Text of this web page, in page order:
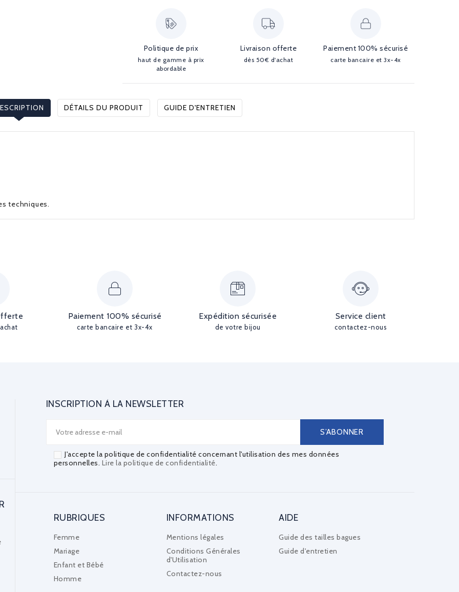
Politique de prix
haut de gamme à prix
abordable
Livraison offerte
dès 50€ d'achat
Paiement 100% sécurisé
carte bancaire et 3x-4x
DÉTAILS DU PRODUIT GUIDE D'ENTRETIEN
techniques.
Paiement 100% sécurisé
carte bancaire et 3x-4x
Expédition sécurisée
de votre bijou
Service client
contactez-nous
INSCRIPTION À LA NEWSLETTER
J'accepte la politique de confidentialité concernant l'utilisation des mes données
personnelles. Lire la politique de confidentialité.
RUBRIQUES
Femme
Mariage
Enfant et Bébé
Homme
INFORMATIONS
Mentions légales
Conditions Générales
d'Utilisation
Contactez-nous
AIDE
Guide des tailles bagues
Guide d'entretien